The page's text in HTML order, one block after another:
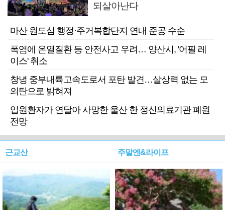
되살아난다
마산 원도심 행정·주거복합단지 연내 준공 수순
폭염에 온열질환 등 안전사고 우려… 양산시, '어필 레
이스' 취소
창녕 중부내륙고속도로서 포탄 발견…살상력 없는 모
의탄으로 밝혀져
입원환자가 연달아 사망한 울산 한 정신의료기관 폐원
전망
근교산 주말엔&라이프